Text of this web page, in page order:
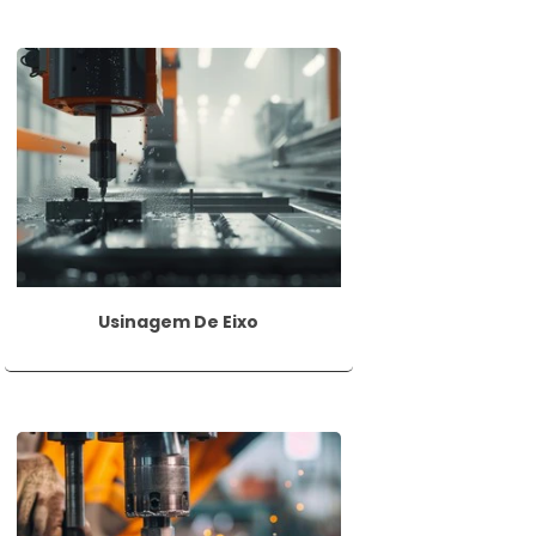
impressos e montagem de
de propulsão, instalações elétricas e
na fabricação de uma ampla
de proteção individual e a
Usinagem De Eixo